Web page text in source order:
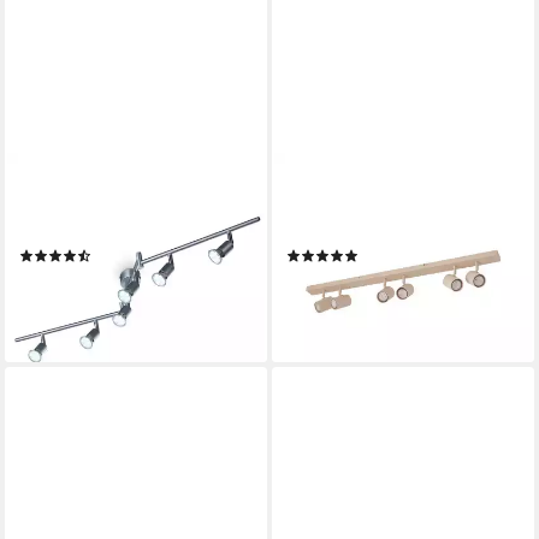
UVP 79,99 €
lieferbar - in 2-3 Werktagen bei dir
84,90 € UVP99,90 €
-15%